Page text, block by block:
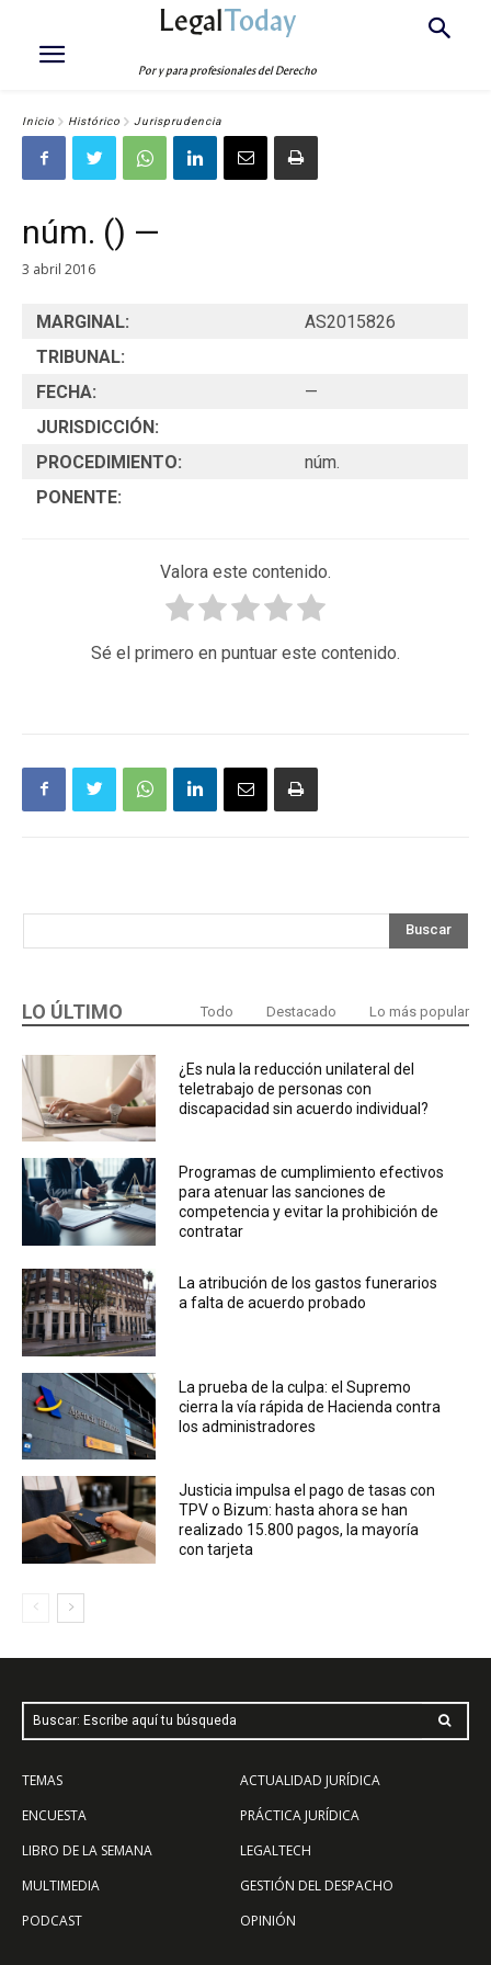
LegalToday
Por y para profesionales del Derecho
Inicio Histórico Jurisprudencia
núm. () —
3 abril 2016
MARGINAL:
AS2015826
TRIBUNAL:
FECHA:
—
JURISDICCIÓN:
PROCEDIMIENTO:
núm.
PONENTE:
Valora este contenido.
Sé el primero en puntuar este contenido.
Buscar
LO ÚLTIMO Todo Destacado Lo más popular
¿Es nula la reducción unilateral del
teletrabajo de personas con
discapacidad sin acuerdo individual?
Programas de cumplimiento efectivos
para atenuar las sanciones de
competencia y evitar la prohibición de
contratar
La atribución de los gastos funerarios
a falta de acuerdo probado
La prueba de la culpa: el Supremo
cierra la vía rápida de Hacienda contra
los administradores
Justicia impulsa el pago de tasas con
TPV o Bizum: hasta ahora se han
realizado 15.800 pagos, la mayoría
con tarjeta
Buscar: Escribe aquí tu búsqueda
TEMAS
ENCUESTA
LIBRO DE LA SEMANA
MULTIMEDIA
PODCAST
ACTUALIDAD JURÍDICA
PRÁCTICA JURÍDICA
LEGALTECH
GESTIÓN DEL DESPACHO
OPINIÓN